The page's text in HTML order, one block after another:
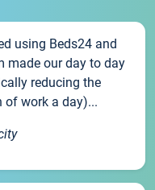
using Beds24 and
made our day to day
reducing the
of work a day)...